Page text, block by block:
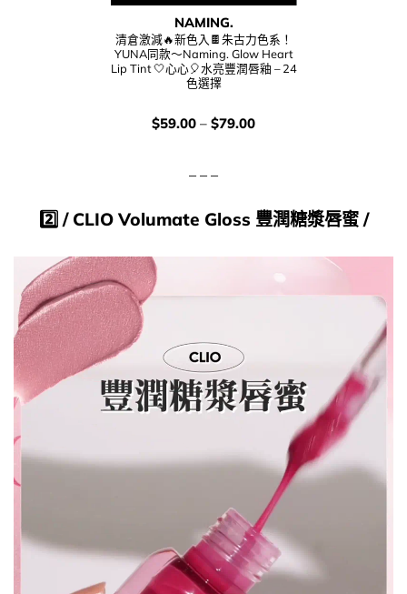
NAMING.
清倉激減🔥新色入🍫朱古力色系！
YUNA同款～Naming. Glow Heart
Lip Tint 🤍心心🎈水亮豐潤唇釉 – 24
色選擇
價
錢：
$59.00 – $79.00
– – –
2️⃣​ / CLIO Volumate Gloss 豐潤糖漿唇蜜/